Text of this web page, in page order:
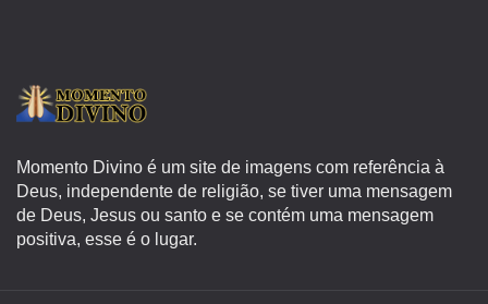
Momento Divino é um site de imagens com referência à
Deus, independente de religião, se tiver uma mensagem
de Deus, Jesus ou santo e se contém uma mensagem
positiva, esse é o lugar.